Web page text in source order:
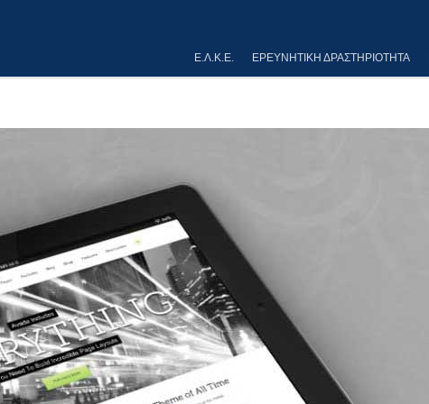
Ε.Λ.Κ.Ε. ΕΡΕΥΝΗΤΙΚΉ ΔΡΑΣΤΗΡΙΌΤΗΤΑ